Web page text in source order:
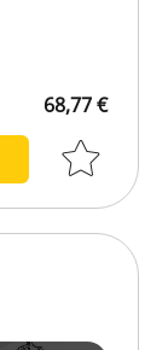
68,77 €